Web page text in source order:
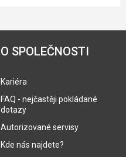
O SPOLEČNOSTI
Kariéra
FAQ - nejčastěji pokládané
dotazy
Autorizované servisy
Kde nás najdete?